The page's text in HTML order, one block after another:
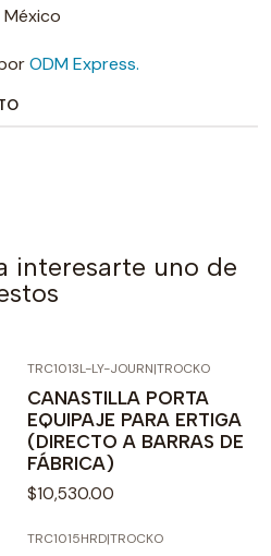
ODM Express.
interesarte uno de
TRC1013L-LY-JOURN|TROCKO
CANASTILLA PORTA
EQUIPAJE PARA ERTIGA
(DIRECTO A BARRAS DE
FÁBRICA)
$10,530.00
TRC1015HRD|TROCKO